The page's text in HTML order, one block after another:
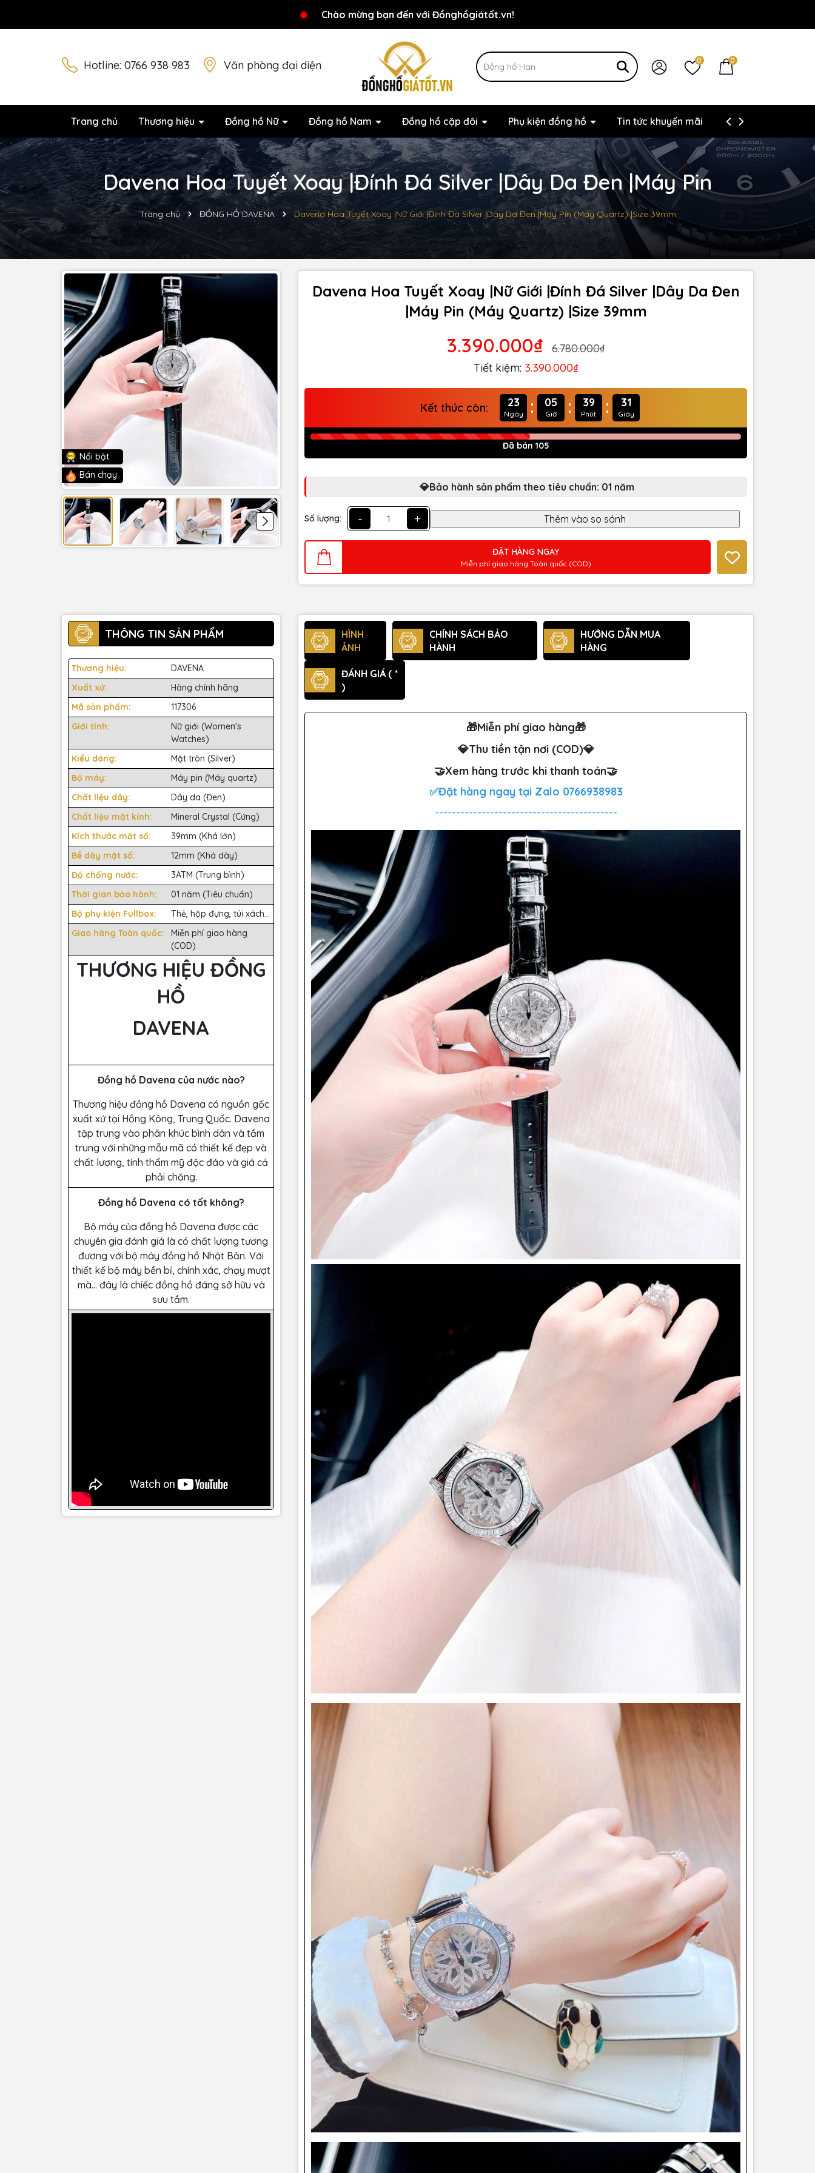
Chào mừng bạn đến với Đồnghồgiátốt.vn!
Chương trình khuyến mãi đang chờ đợi bạn
Hotline: 0766 938 983 Văn phòng đại diện 0 0
Trang chủ Thương hiệu Đồng hồ Nữ Đồng hồ Nam Đồng hồ cặp đôi Phụ kiện đồng hồ Tin tức khuyến mãi Thông tin liên hệ
Davena Hoa Tuyết Xoay |Đính Đá Silver |Dây Da Đen |Máy Pin
Trang chủ ĐỒNG HỒ DAVENA Davena Hoa Tuyết Xoay |Nữ Giới |Đính Đá Silver |Dây Da Đen |Máy Pin (Máy Quartz) |Size 39mm
Nổi bật
Bán chạy
Davena Hoa Tuyết Xoay |Nữ Giới |Đính Đá Silver |Dây Da Đen
|Máy Pin (Máy Quartz) |Size 39mm
3.390.000₫
6.780.000₫
Tiết kiệm: 3.390.000₫
Kết thúc còn: 23
Ngày : 05
Giờ : 39
Phút : 29
Giây
Đã bán 105
💎Bảo hành sản phẩm theo tiêu chuẩn: 01 năm
Số lượng: - +
ĐẶT HÀNG NGAY
Miễn phí giao hàng Toàn quốc (COD)
THÔNG TIN SẢN PHẨM
Thương hiệu:
DAVENA
Xuất xứ:
Hàng chính hãng
Mã sản phẩm:
117306
Giới tính:
Nữ giới (Women's
Watches)
Kiểu dáng:
Mặt tròn (Silver)
Bộ máy:
Máy pin (Máy quartz)
Chất liệu dây:
Dây da (Đen)
Chất liệu mặt kính:
Mineral Crystal (Cứng)
Kích thước mặt số:
39mm (Khá lớn)
Bề dày mặt số:
12mm (Khá dày)
Độ chống nước:
3ATM (Trung bình)
Thời gian bảo hành:
01 năm (Tiêu chuẩn)
Bộ phụ kiện Fullbox:
Thẻ, hộp đựng, túi xách...
Giao hàng Toàn quốc:
Miễn phí giao hàng
(COD)
THƯƠNG HIỆU ĐỒNG
HỒ
DAVENA
Đồng hồ Davena của nước nào?
Thương hiệu đồng hồ Davena có nguồn gốc
xuất xứ tại Hồng Kông, Trung Quốc. Davena
tập trung vào phân khúc bình dân và tầm
trung với những mẫu mã có thiết kế đẹp và
chất lượng, tính thẩm mỹ độc đáo và giá cả
phải chăng.
Đồng hồ Davena có tốt không?
Bộ máy của đồng hồ Davena được các
chuyên gia đánh giá là có chất lượng tương
đương với bộ máy đồng hồ Nhật Bản. Với
thiết kế bộ máy bền bỉ, chính xác, chạy mượt
mà… đây là chiếc đồng hồ đáng sở hữu và
sưu tầm.
HÌNH
ẢNH
CHÍNH SÁCH BẢO
HÀNH
HƯỚNG DẪN MUA
HÀNG
ĐÁNH GIÁ ( *
)
🎁Miễn phí giao hàng🎁
💎Thu tiền tận nơi (COD)💎
🤝Xem hàng trước khi thanh toán🤝
✅Đặt hàng ngay tại Zalo 0766938983
-------------------------------------------